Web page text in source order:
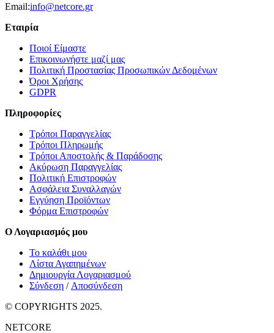
Email:info@netcore.gr
Εταιρία
Ποιοί Είμαστε
Επικοινωνήστε μαζί μας
Πολιτική Προστασίας Προσωπικών Δεδομένων
Όροι Χρήσης
GDPR
Πληροφορίες
Τρόποι Παραγγελίας
Τρόποι Πληρωμής
Τρόποι Αποστολής & Παράδοσης
Ακύρωση Παραγγελίας
Πολιτική Επιστροφών
Ασφάλεια Συναλλαγών
Εγγύηση Προϊόντων
Φόρμα Επιστροφών
Ο Λογαριασμός μου
Το καλάθι μου
Λίστα Αγαπημένων
Δημιουργία Λογαριασμού
Σύνδεση / Αποσύνδεση
© COPYRIGHTS 2025.
NETCORE